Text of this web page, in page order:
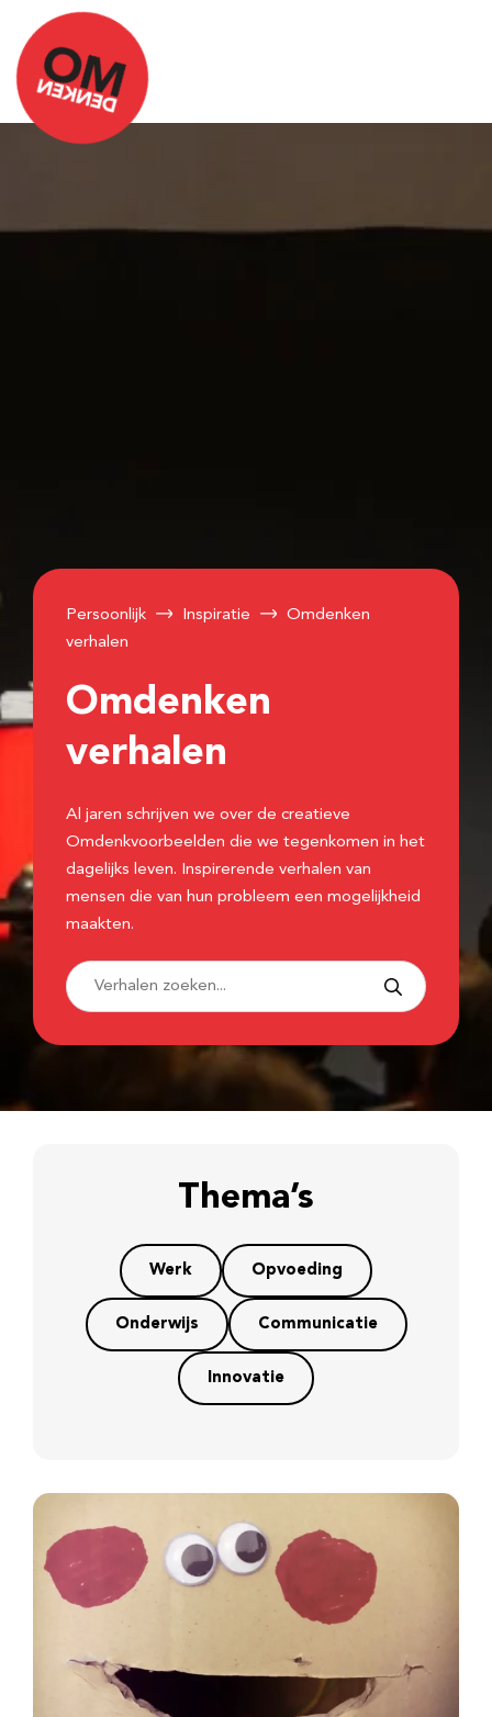
Persoonlijk Inspiratie
Omdenken
verhalen
Omdenken
verhalen
Al jaren schrijven we over de creatieve
Omdenkvoorbeelden die we tegenkomen in het
dagelijks leven. Inspirerende verhalen van
mensen die van hun probleem een mogelijkheid
maakten.
Thema’s
Werk Opvoeding
Onderwijs Communicatie
Innovatie